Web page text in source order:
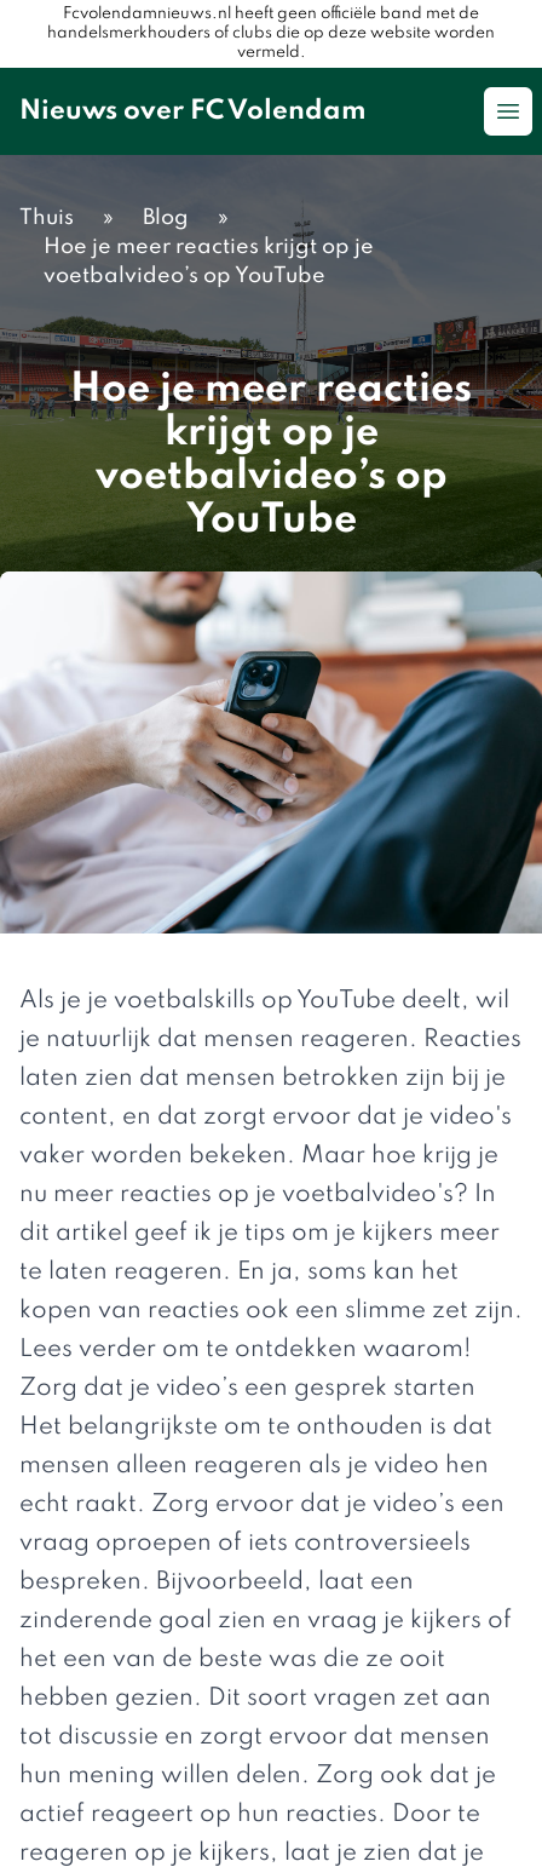
Fcvolendamnieuws.nl heeft geen officiële band met de
handelsmerkhouders of clubs die op deze website worden
vermeld.
Nieuws over FC Volendam
Thuis » Blog
»
Hoe je meer reacties krijgt op je
voetbalvideo’s op YouTube
Hoe je meer reacties
krijgt op je
voetbalvideo’s op
YouTube
Als je je voetbalskills op YouTube deelt, wil
je natuurlijk dat mensen reageren. Reacties
laten zien dat mensen betrokken zijn bij je
content, en dat zorgt ervoor dat je video's
vaker worden bekeken. Maar hoe krijg je
nu meer reacties op je voetbalvideo's? In
dit artikel geef ik je tips om je kijkers meer
te laten reageren. En ja, soms kan het
kopen van reacties ook een slimme zet zijn.
Lees verder om te ontdekken waarom!
Zorg dat je video’s een gesprek starten
Het belangrijkste om te onthouden is dat
mensen alleen reageren als je video hen
echt raakt. Zorg ervoor dat je video’s een
vraag oproepen of iets controversieels
bespreken. Bijvoorbeeld, laat een
zinderende goal zien en vraag je kijkers of
het een van de beste was die ze ooit
hebben gezien. Dit soort vragen zet aan
tot discussie en zorgt ervoor dat mensen
hun mening willen delen. Zorg ook dat je
actief reageert op hun reacties. Door te
reageren op je kijkers, laat je zien dat je